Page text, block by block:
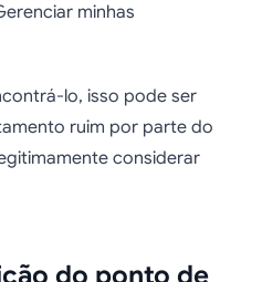
minhas
lo, isso pode ser
ruim por parte do
considerar
do ponto de